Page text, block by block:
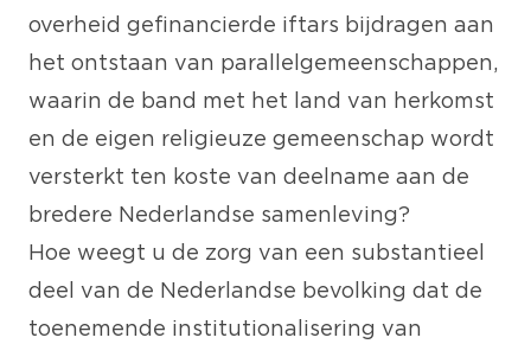
overheid gefinancierde iftars bijdragen aan
het ontstaan van parallelgemeenschappen,
waarin de band met het land van herkomst
en de eigen religieuze gemeenschap wordt
versterkt ten koste van deelname aan de
bredere Nederlandse samenleving?
Hoe weegt u de zorg van een substantieel
deel van de Nederlandse bevolking dat de
toenemende institutionalisering van